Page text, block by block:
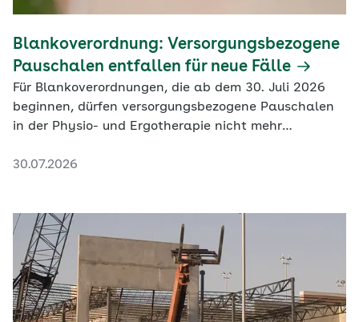
30.07.2026
Blankoverordnung: Versorgungsbezogene
Pauschalen entfallen für neue Fälle
Für Blankoverordnungen, die ab dem 30. Juli 2026
beginnen, dürfen versorgungsbezogene Pauschalen
in der Physio- und Ergotherapie nicht mehr
bleiben von der Neuregelung unberührt.